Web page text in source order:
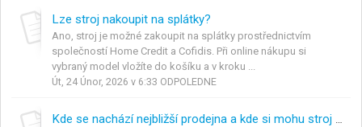
Lze stroj nakoupit na splátky?
Ano, stroj je možné zakoupit na splátky prostřednictvím
společností Home Credit a Cofidis. Při online nákupu si
vybraný model vložíte do košíku a v kroku ...
Út, 24 Únor, 2026 v 6:33 ODPOLEDNE